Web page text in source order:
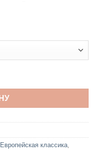
Grey Beige P
Европейская классика